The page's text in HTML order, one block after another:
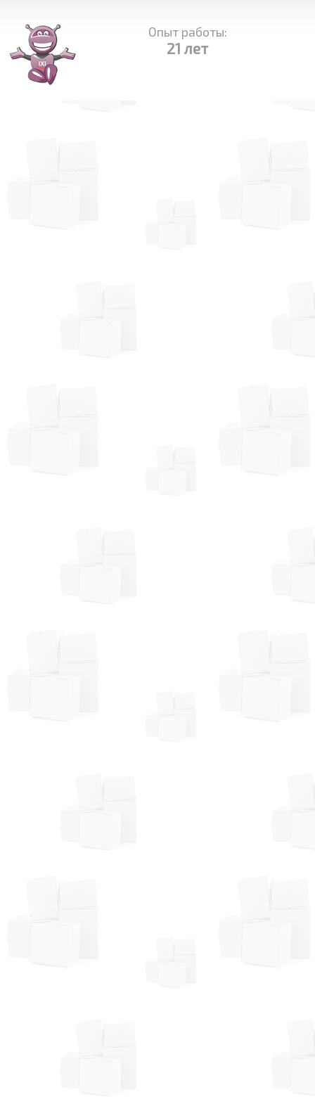
Опыт работы:
21 лет